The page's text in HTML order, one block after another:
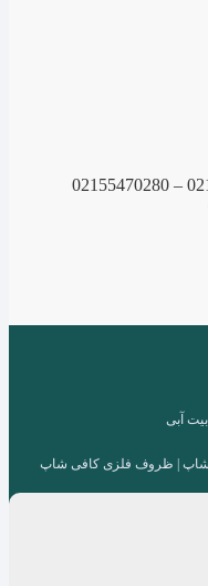
آبی
شاپ | ظروف فلزی کافی شاپ